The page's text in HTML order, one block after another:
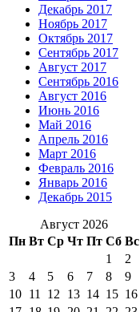
Декабрь 2017
Ноябрь 2017
Октябрь 2017
Сентябрь 2017
Август 2017
Сентябрь 2016
Август 2016
Июнь 2016
Май 2016
Апрель 2016
Март 2016
Февраль 2016
Январь 2016
Декабрь 2015
Август 2026
Пн Вт Ср Чт Пт Сб Вс
1
2
3
4 5 6 7 8
9
10 11 12 13 14 15 16